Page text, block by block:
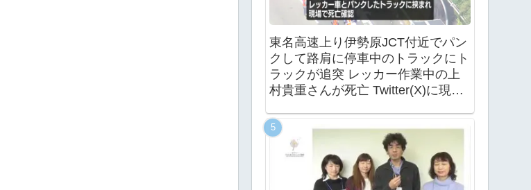
東名高速上り伊勢原JCT付近でパン
クして路肩に停車中のトラックにト
ラックが追突 レッカー作業中の上
村貴重さんが死亡 Twitter(X)に現地